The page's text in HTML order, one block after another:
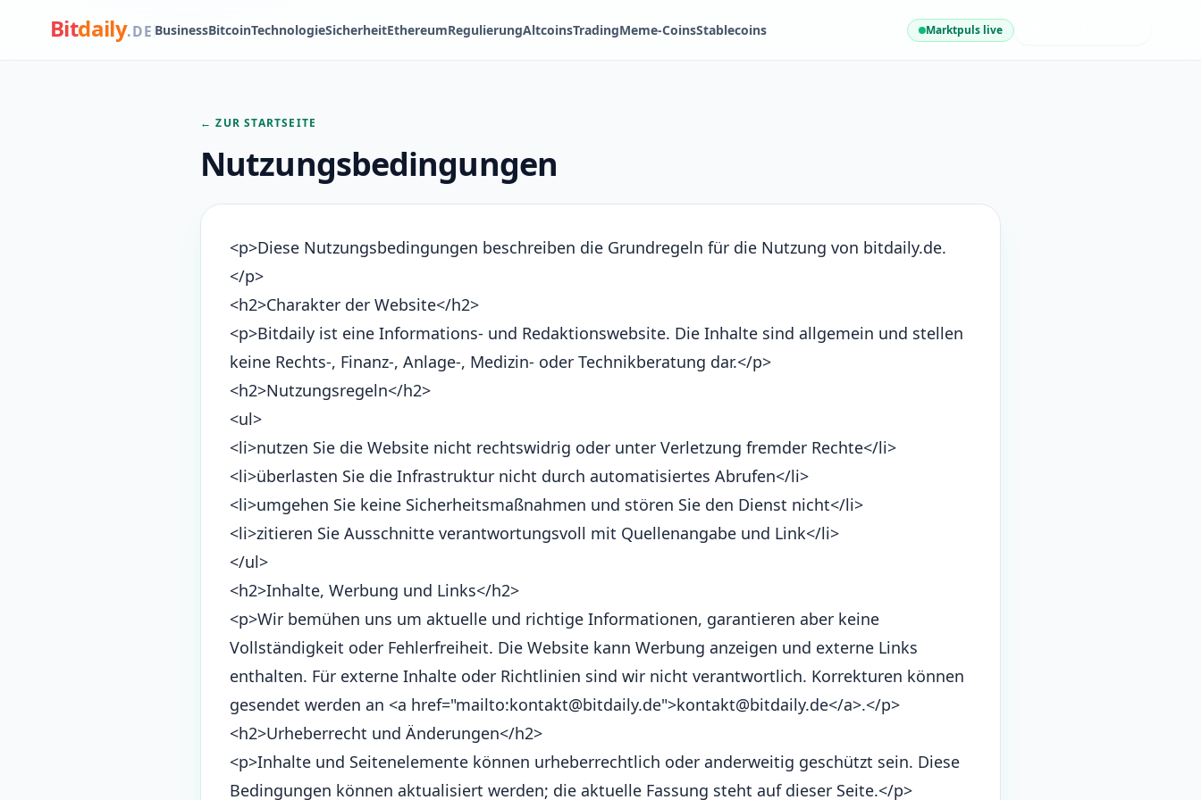
Bitdaily.DE BusinessBitcoinTechnologieSicherheitEthereumRegulierungAltcoinsTradingMeme-CoinsStablecoins Marktpuls live
← ZUR STARTSEITE
Nutzungsbedingungen
<p>Diese Nutzungsbedingungen beschreiben die Grundregeln für die Nutzung von bitdaily.de.
</p>
<h2>Charakter der Website</h2>
<p>Bitdaily ist eine Informations- und Redaktionswebsite. Die Inhalte sind allgemein und stellen
keine Rechts-, Finanz-, Anlage-, Medizin- oder Technikberatung dar.</p>
<h2>Nutzungsregeln</h2>
<ul>
<li>nutzen Sie die Website nicht rechtswidrig oder unter Verletzung fremder Rechte</li>
<li>überlasten Sie die Infrastruktur nicht durch automatisiertes Abrufen</li>
<li>umgehen Sie keine Sicherheitsmaßnahmen und stören Sie den Dienst nicht</li>
<li>zitieren Sie Ausschnitte verantwortungsvoll mit Quellenangabe und Link</li>
</ul>
<h2>Inhalte, Werbung und Links</h2>
<p>Wir bemühen uns um aktuelle und richtige Informationen, garantieren aber keine
Vollständigkeit oder Fehlerfreiheit. Die Website kann Werbung anzeigen und externe Links
enthalten. Für externe Inhalte oder Richtlinien sind wir nicht verantwortlich. Korrekturen können
gesendet werden an <a href="mailto:kontakt@bitdaily.de">kontakt@bitdaily.de</a>.</p>
<h2>Urheberrecht und Änderungen</h2>
<p>Inhalte und Seitenelemente können urheberrechtlich oder anderweitig geschützt sein. Diese
Bedingungen können aktualisiert werden; die aktuelle Fassung steht auf dieser Seite.</p>